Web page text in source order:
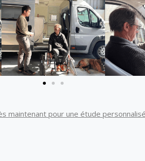
maintenant pour une étude